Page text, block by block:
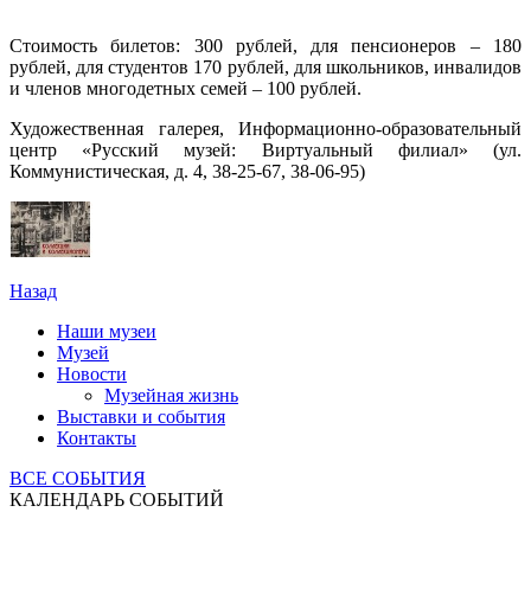
Стоимость билетов: 300 рублей, для пенсионеров – 180
рублей, для студентов 170 рублей, для школьников, инвалидов
и членов многодетных семей – 100 рублей.
Художественная галерея, Информационно-образовательный
центр «Русский музей: Виртуальный филиал» (ул.
Коммунистическая, д. 4, 38-25-67, 38-06-95)
Назад
Наши музеи
Музей
Новости
Музейная жизнь
Выставки и события
Контакты
ВСЕ СОБЫТИЯ
КАЛЕНДАРЬ СОБЫТИЙ